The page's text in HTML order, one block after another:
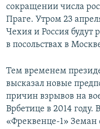
сокращении числа
Праге. Утром 23
Чехия и Россия будут
в посольствах в
Тем временем
высказал новые
причин взрывов на
Врбетице в 2014
«Фреквенце-1» Земан